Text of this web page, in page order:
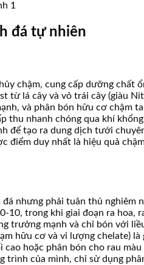
1
đá tự nhiên
chậm, cung cấp dưỡng
lá cây và vỏ trái cây (giàu
và phân bón hữu cơ chậm
nhanh chóng qua khí
tạo ra dung dịch tưới
duy nhất là hiệu quả
nhưng phải tuân thủ
trong khi giai đoạn ra hoa,
trưởng mạnh và chỉ bón với
hữu cơ và vi lượng chelate)
hoặc phân bón cho rau
của mình, chỉ sử dụng